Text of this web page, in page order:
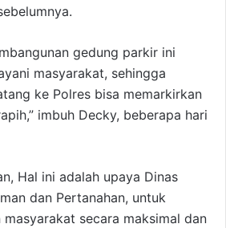
gedung parkir ini
masyarakat, sehingga
ke Polres bisa memarkirkan
imbuh Decky, beberapa hari
Hal ini adalah upaya Dinas
dan Pertanahan, untuk
secara maksimal dan